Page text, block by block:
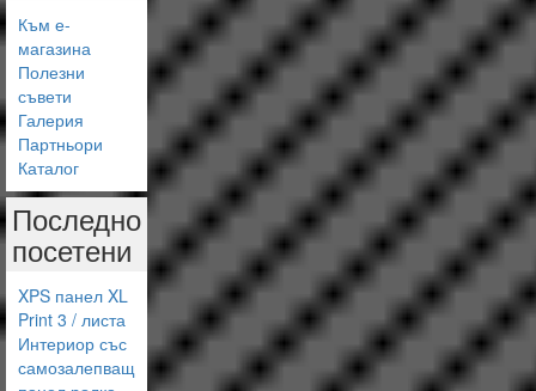
Към е-
магазина
Полезни
съвети
Галерия
Партньори
Каталог
Последно
посетени
XPS панел XL
Print 3 / листа
Интериор със
самозалепващ